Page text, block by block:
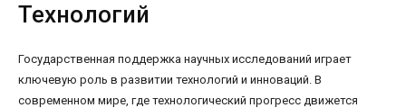
Технологий
Государственная поддержка научных исследований играет
ключевую роль в развитии технологий и инноваций. В
современном мире, где технологический прогресс движется